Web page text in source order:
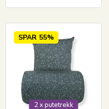
2 x putetrekk
SPAR 55%